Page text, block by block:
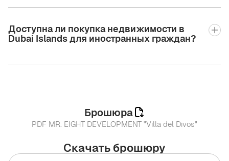
Доступна ли покупка недвижимости в
Dubai Islands для иностранных граждан?
Скачать брошюру
Брошюра
PDF MR. EIGHT DEVELOPMENT "Villa del Divos"